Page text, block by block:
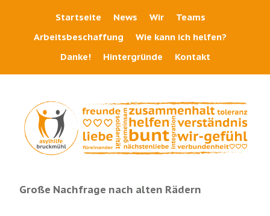
Startseite News Wir
Teams
Arbeitsbeschaffung
Wie kann ich helfen?
Danke!
Hintergründe Kontakt
Große Nachfrage nach alten Rädern